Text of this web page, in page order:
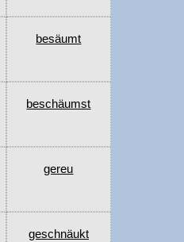
besäumt
beschäumst
gereu
geschnäukt